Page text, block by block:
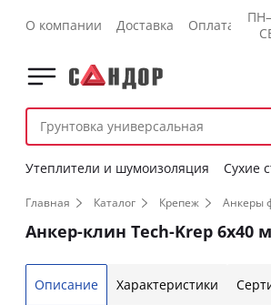
О компании Доставка Оплата
Утеплители и шумоизоляция Сухие
Главная Каталог Крепеж Анкеры
Анкер-клин Tech-Krep 6х40
Описание Характеристики